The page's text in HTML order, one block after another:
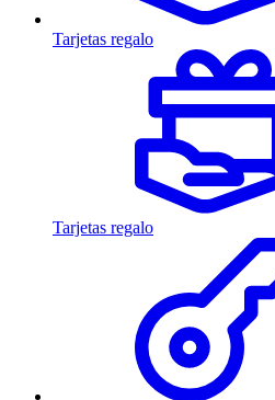
Tarjetas regalo
Tarjetas regalo